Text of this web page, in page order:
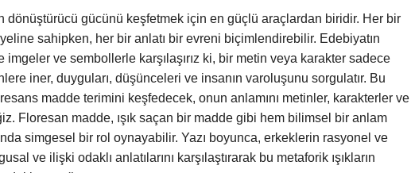
dönüştürücü gücünü keşfetmek için en güçlü araçlardan biridir. Her bir
sahipken, her bir anlatı bir evreni biçimlendirebilir. Edebiyatın
ve sembollerle karşılaşırız ki, bir metin veya karakter sadece
iner, duyguları, düşünceleri ve insanın varoluşunu sorgulatır. Bu
madde terimini keşfedecek, onun anlamını metinler, karakterler ve
Floresan madde, ışık saçan bir madde gibi hem bilimsel bir anlam
simgesel bir rol oynayabilir. Yazı boyunca, erkeklerin rasyonel ve
ve ilişki odaklı anlatılarını karşılaştırarak bu metaforik ışıkların